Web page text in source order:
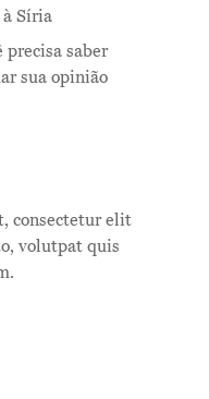
Síria
precisa saber
sua opinião
consectetur elit
volutpat quis